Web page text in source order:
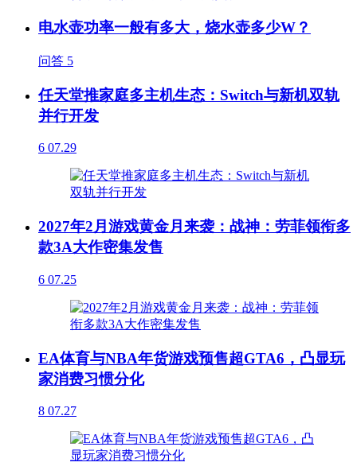
电水壶功率一般有多大，烧水壶多少W？
问答 5
任天堂推家庭多主机生态：Switch与新机双轨
并行开发
6 07.29
2027年2月游戏黄金月来袭：战神：劳菲领衔多
款3A大作密集发售
6 07.25
EA体育与NBA年货游戏预售超GTA6，凸显玩
家消费习惯分化
8 07.27